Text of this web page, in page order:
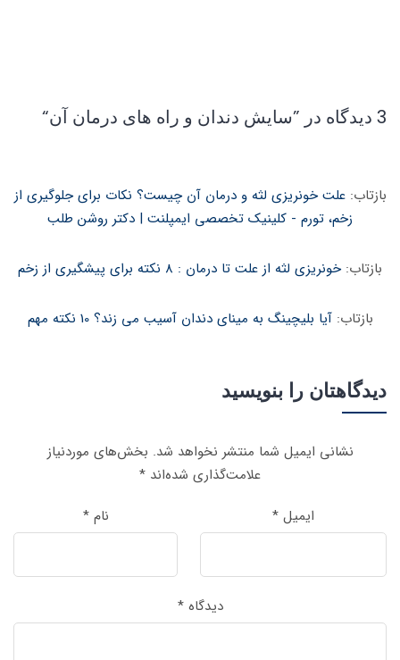
3 دیدگاه در ” سایش دندان و راه های درمان آن“
بازتاب:علت خونریزی لثه و درمان آن چیست؟ نکات برای جلوگیری از
زخم، تورم - کلینیک تخصصی ایمپلنت | دکتر روشن طلب
بازتاب:خونریزی لثه از علت تا درمان : 8 نکته برای پیشگیری از زخم
بازتاب:آیا بلیچینگ به مینای دندان آسیب می زند؟ 10 نکته مهم
دیدگاهتان را بنویسید
نشانی ایمیل شما منتشر نخواهد شد. بخش‌های موردنیاز
علامت‌گذاری شده‌اند *
نام* ایمیل *
دیدگاه*